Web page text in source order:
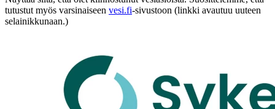
tutustut myös varsinaiseen vesi.fi-sivustoon (linkki avautuu uuteen
selainikkunaan.)